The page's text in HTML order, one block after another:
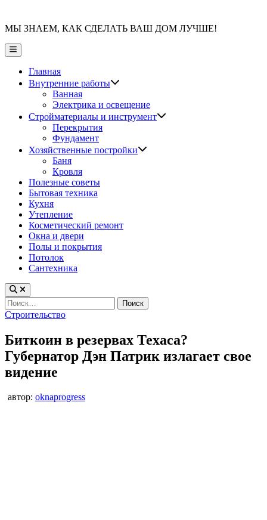
МЫ ЗНАЕМ, КАК СДЕЛАТЬ ВАШ ДОМ ЛУЧШЕ!
Главное
меню
Главная
Внутренние работы
Ванная
Электрика и освещение
Стройматериалы и инструмент
Перекрытия
Фундамент
Хозяйственные постройки
Баня
Кровля
Полезные советы
Бытовая техника
Кухня
Утепление
Косметический ремонт
Окна и двери
Полы и покрытия
Потолок
Сантехника
Найти:
Опубликовано
Строительство
Биткоин в резервах Техаса?
Губернатор Дэн Патрик излагает свое
видение
автор: oknaprogress